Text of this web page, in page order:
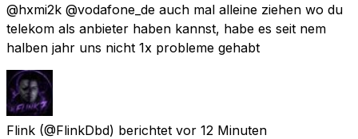
@hxmi2k @vodafone_de auch mal alleine ziehen wo du
telekom als anbieter haben kannst, habe es seit nem
halben jahr uns nicht 1x probleme gehabt
Flink (@FlinkDbd) berichtet vor 12 Minuten